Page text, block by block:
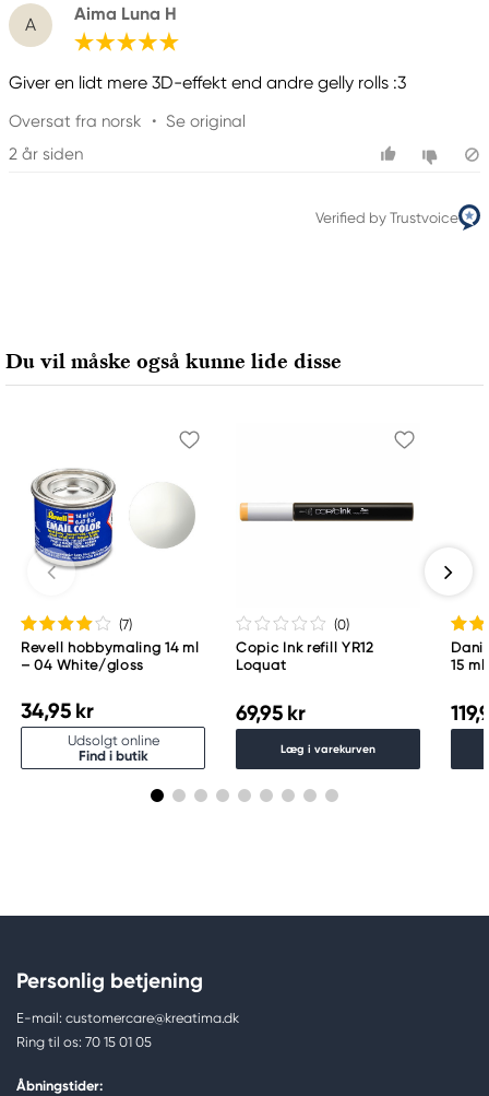
A
Aima Luna H
Giver en lidt mere 3D-effekt end andre gelly rolls :3
Oversat fra norsk • Se original
2 år siden
Verified by Trustvoice
Du vil måske også kunne lide disse
(7)
Revell hobbymaling 14 ml
– 04 White/gloss
34,95 kr
Udsolgt online
Find i butik
(0)
Copic Ink refill YR12
Loquat
69,95 kr
Læg i varekurven
15
Personlig betjening
E-mail: customercare@kreatima.dk
Ring til os: 70 15 01 05
Åbningstider: